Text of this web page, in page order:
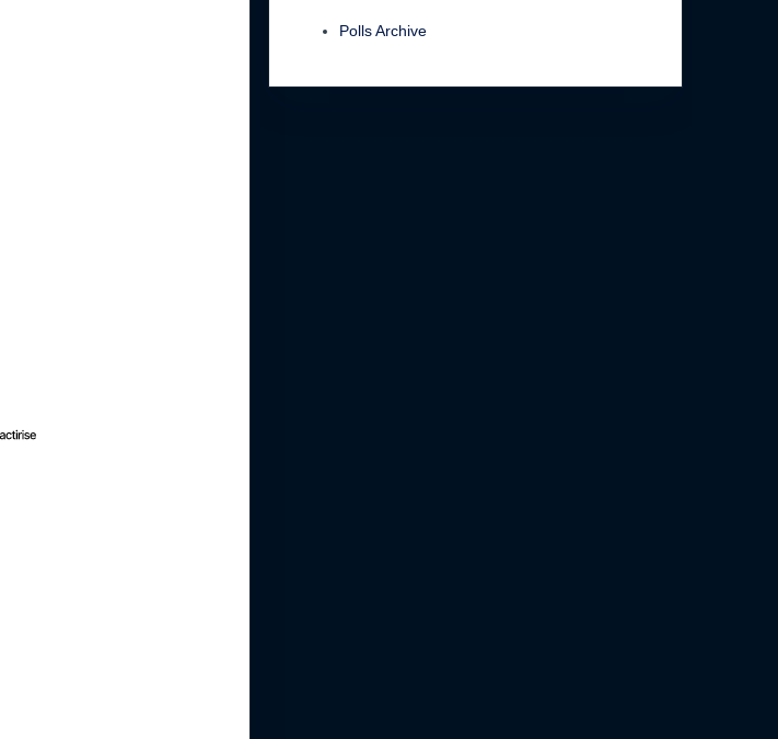
Polls Archive